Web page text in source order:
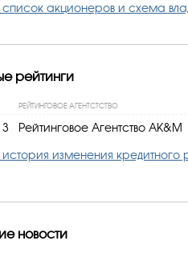
список акционеров и схема
рейтинги
РЕЙТИНГОВОЕ АГЕНТСТСТВО
Рейтинговое Агентство AK&M
изменения кредитного
новости